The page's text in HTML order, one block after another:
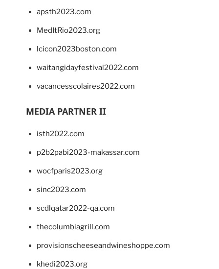
apsth2023.com
MedItRio2023.org
lcicon2023boston.com
waitangidayfestival2022.com
vacancesscolaires2022.com
MEDIA PARTNER II
isth2022.com
p2b2pabi2023-makassar.com
wocfparis2023.org
sinc2023.com
scdlqatar2022-qa.com
thecolumbiagrill.com
provisionscheeseandwineshoppe.com
khedi2023.org